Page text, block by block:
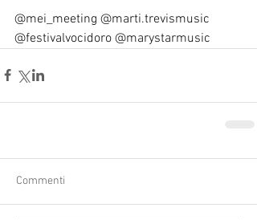
@mei_meeting @marti.trevismusic
@festivalvocidoro @marystarmusic
Commenti